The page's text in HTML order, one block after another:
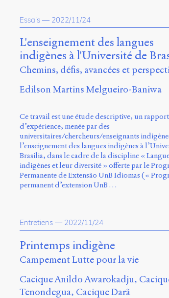
Essais — 2022/11/24
L'enseignement des langues
indigènes à l'Université de
Chemins, défis, avancées et
Edilson Martins Melgueiro-Baniwa
Ce travail est une étude descriptive, un rapport
d’expérience, menée par des
universitaires/chercheurs/enseignants
l’enseignement des langues indigènes à
Brasilia, dans le cadre de la discipline «
indigènes et leur diversité » offerte par le
Permanente de Extensão UnB Idiomas («
permanent d’extension UnB …
Entretiens — 2022/11/24
Printemps indigène
Campement Lutte pour la vie
Cacique Anildo Awarokadju
Tenondegua Cacique Darã